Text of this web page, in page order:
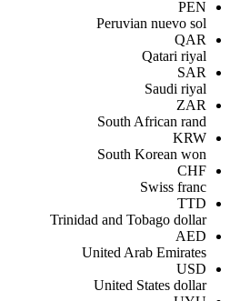
PEN
Peruvian nuevo sol
QAR
Qatari riyal
SAR
Saudi riyal
ZAR
South African rand
KRW
South Korean won
CHF
Swiss franc
TTD
Trinidad and Tobago dollar
AED
United Arab Emirates
USD
United States dollar